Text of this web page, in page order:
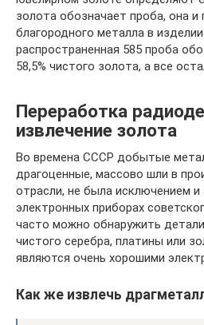
золота обозначает проба, она и
благородного металла в
распространенная 585 проба
58,5% чистого золота, а все
Переработка
извлечение золота
Во времена СССР добытые
драгоценные, массово шли в
отрасли, не была исключением
электронных приборах
часто можно обнаружить
чистого серебра, платины или
являются очень хорошими
Как же извлечь